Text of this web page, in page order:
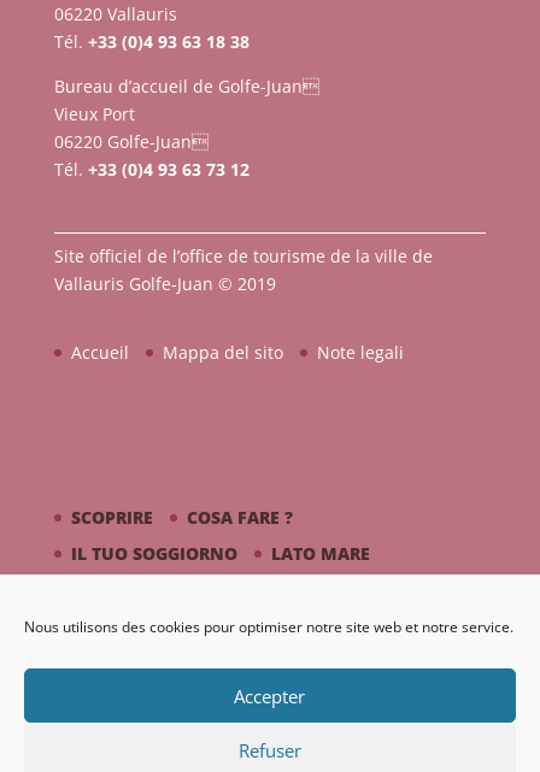
Nous utilisons des cookies pour optimiser notre site web et notre service.
Accepter
Refuser
06220 Vallauris
Tél. +33 (0)4 93 63 18 38
Bureau d’accueil de Golfe-Juan
Vieux Port
06220 Golfe-Juan
Tél. +33 (0)4 93 63 73 12
Site officiel de l’office de tourisme de la ville de
Vallauris Golfe-Juan © 2019
Accueil Mappa del sito Note legali
SCOPRIRE
COSA FARE ?
IL TUO SOGGIORNO
LATO MARE
DIARIO GALLERIA